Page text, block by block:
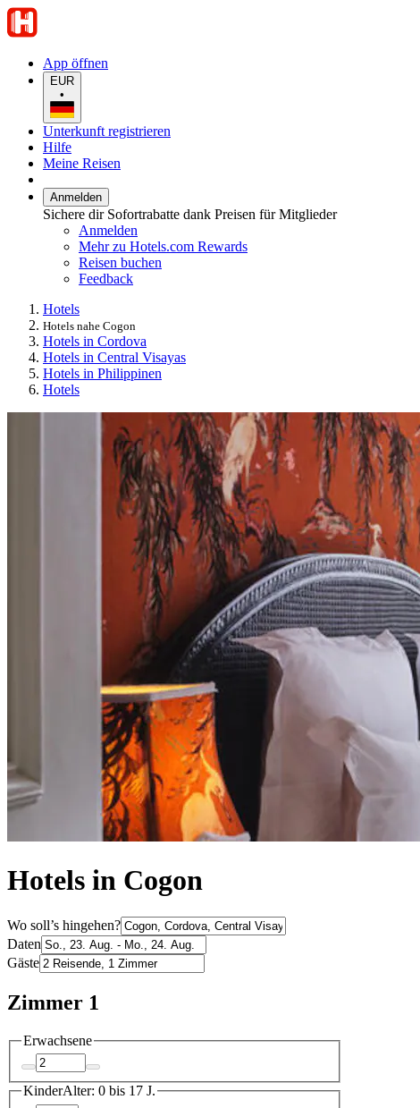
App öffnen
EUR
•
Unterkunft registrieren
Hilfe
Meine Reisen
Anmelden
Sichere dir Sofortrabatte dank Preisen für Mitglieder
Anmelden
Mehr zu Hotels.com Rewards
Reisen buchen
Feedback
Hotels
Hotels nahe Cogon
Hotels in Cordova
Hotels in Central Visayas
Hotels in Philippinen
Hotels
Hotels in Cogon
Wo soll’s hingehen?
Daten
Gäste
Zimmer 1
Erwachsene
KinderAlter: 0 bis 17 J.